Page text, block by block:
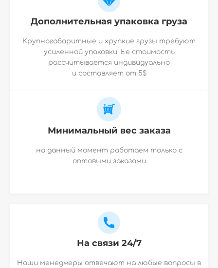
Дополнительная упаковка груза
Крупногабаритные и хрупкие грузы требуют
усиленной упаковки. Ее стоимость
рассчитывается индивидуально
и составляет от 5$
Минимальный вес заказа
на данный момент работаем только с
оптовыми заказами
На связи 24/7
Наши менеджеры отвечают на любые вопросы в